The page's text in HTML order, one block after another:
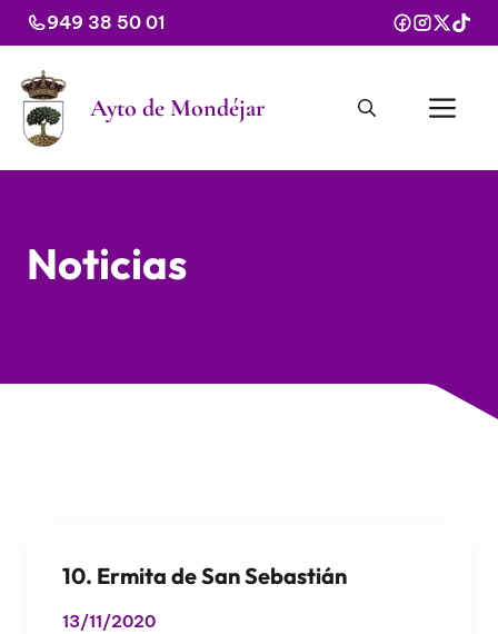
Saltar
al
contenido
949 38 50 01
Ayto de Mondéjar
Noticias
10. Ermita de San Sebastián
13/11/2020